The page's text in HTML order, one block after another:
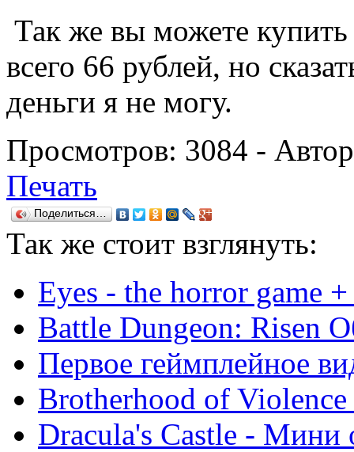
Так же вы можете
всего 66 рублей, но
деньги я не могу.
Просмотров: 3084 -
Печать
Поделиться…
Так же стоит взглянуть:
Eyes - the horror game
Battle Dungeon: Risen
Первое геймплейное
Brotherhood of Violence
Dracula's Castle - Мини